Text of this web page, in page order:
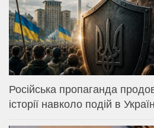
Російська пропаганда
історії навколо подій в